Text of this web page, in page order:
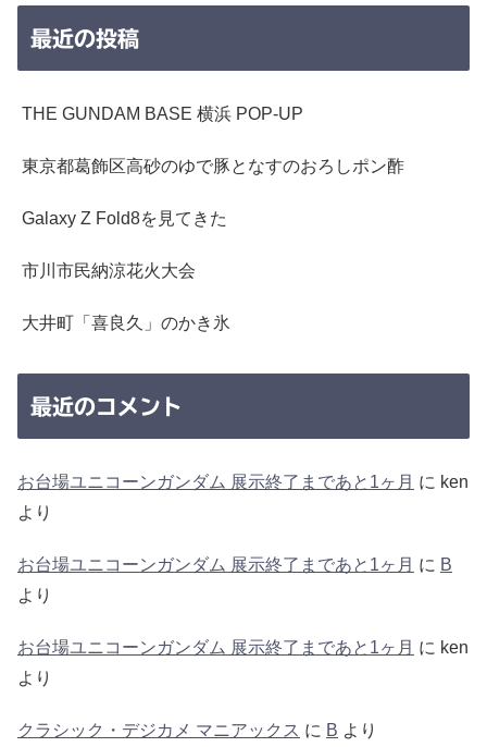
最近の投稿
THE GUNDAM BASE 横浜 POP-UP
東京都葛飾区高砂のゆで豚となすのおろしポン酢
Galaxy Z Fold8を見てきた
市川市民納涼花火大会
大井町「喜良久」のかき氷
最近のコメント
お台場ユニコーンガンダム 展示終了まであと1ヶ月 に ken
より
お台場ユニコーンガンダム 展示終了まであと1ヶ月 に B
より
お台場ユニコーンガンダム 展示終了まであと1ヶ月 に ken
より
クラシック・デジカメ マニアックス に B より